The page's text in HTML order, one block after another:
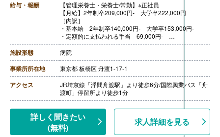
給与・報酬
【管理栄養士・栄養士/常勤】※正社員
【月給】2年制卒209,000円‐ 大学卒222,000円
［内訳］
・基本給 2年制卒140,000円‐ 大学卒153,000円‐
・定額的に支払われる手当 69,000円‐
【賞与】年2回（計3.50ヶ月-4.00ヶ月分）※前年度実績
【通勤手当】あり（上限30,000円/月）※バス利用の場合
は乗車距離2km以上
【昇給】年1回※前年度実績
【退職金】あり※勤続3年以上
施設形態 病院
事業所所在地 東京都 板橋区 舟渡1-17-1
アクセス
JR埼京線「浮間舟渡駅」より徒歩6分/国際興業バス「舟
渡町」停留所より徒歩1分
詳しく聞きたい
(無料)
求人詳細を見る